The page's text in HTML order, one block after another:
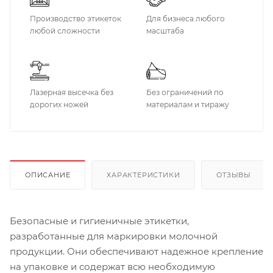
Производство этикеток
любой сложности
Для бизнеса любого
масштаба
Лазерная высечка без
дорогих ножей
Без ограничений по
материалам и тиражу
ОПИСАНИЕ ХАРАКТЕРИСТИКИ ОТЗЫВЫ
Безопасные и гигиеничные этикетки,
разработанные для маркировки молочной
продукции. Они обеспечивают надежное крепление
на упаковке и содержат всю необходимую